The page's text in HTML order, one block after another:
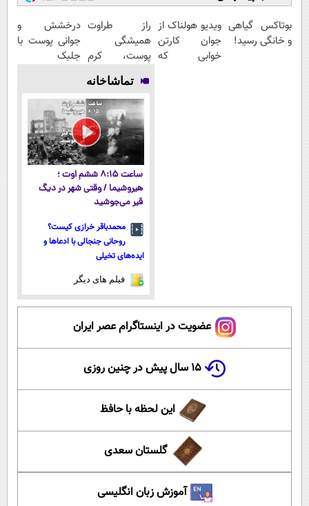
بوتاکس گیاهی
و خانگی رسید!
ویدیو هولناک از
جوان کارتن
خوابی که
راز طراوت
همیشگی
پوست، کرم
جوانساز جلبک
با 45%تخفیف
درخشش و
جوانی پوست با
جلبک
تخفیف ویژه
تماشاخانه
ساعت ۸:۱۵ ششم اوت ؛
هیروشیما / وقتی شهر در دیگ
قیر می‌جوشید
محمدباقر خرازی کیست؟
روحانی جنجالی با ادعاها و
ایده‌های تخیلی
فیلم های دیگر
عضویت در اینستاگرام عصر ایران
۱۵ سال پیش در چنین روزی
این لحظه با حافظ
گلستان سعدی
آموزش زبان انگلیسی